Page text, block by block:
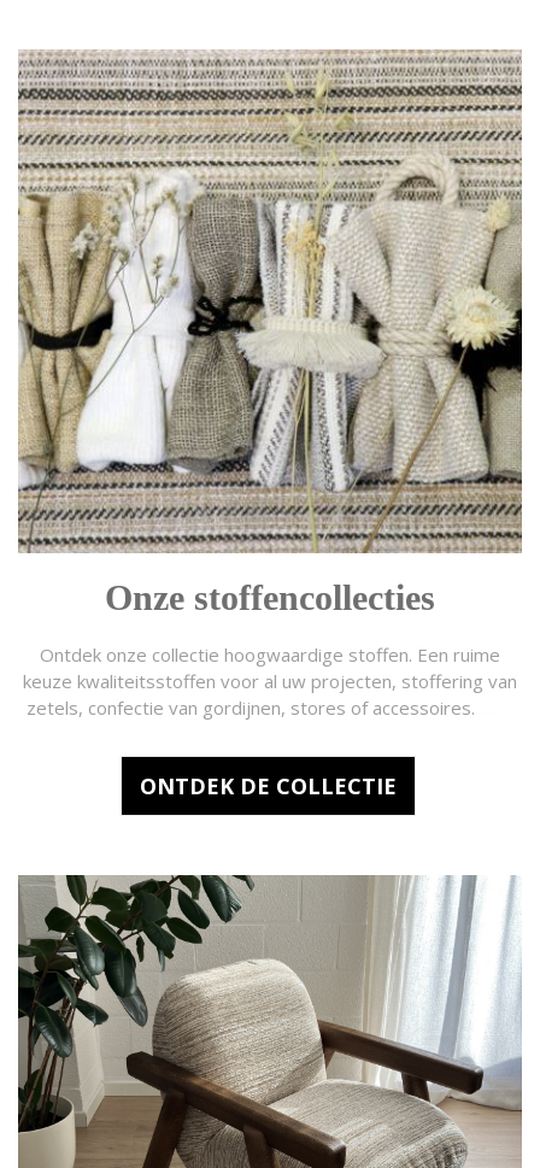
Onze stoffencollecties
Ontdek onze collectie hoogwaardige stoffen. Een ruime
keuze kwaliteitsstoffen voor al uw projecten, stoffering van
zetels, confectie van gordijnen, stores of accessoires.
ONTDEK DE COLLECTIE